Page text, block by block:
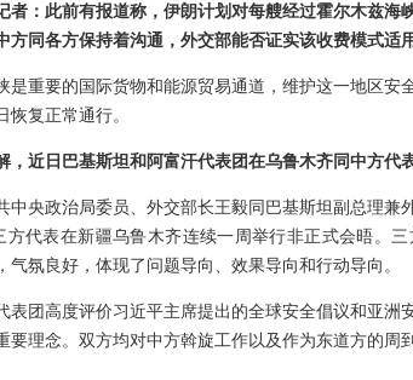
者：此前有报道称，伊朗计划对每艘经过霍尔木兹海
方同各方保持着沟通，外交部能否证实该收费模式适
是重要的国际货物和能源贸易通道，维护这一地区安
恢复正常通行。
，近日巴基斯坦和阿富汗代表团在乌鲁木齐同中方代
中央政治局委员、外交部长王毅同巴基斯坦副总理兼
方代表在新疆乌鲁木齐连续一周举行非正式会晤。
气氛良好，体现了问题导向、效果导向和行动导向。
表团高度评价习近平主席提出的全球安全倡议和亚
要理念。双方均对中方斡旋工作以及作为东道方的周